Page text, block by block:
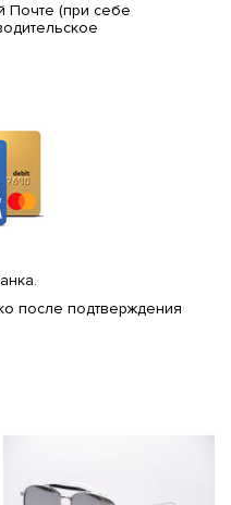
(при себе
после подтверждения